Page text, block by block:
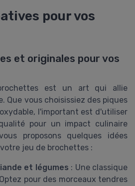
pour vos
et originales pour vos
est un art qui allie
Que vous choisissiez des piques
l'important est d'utiliser
pour un impact culinaire
proposons quelques idées
jeu de brochettes :
et légumes : Une classique
pour des morceaux tendres